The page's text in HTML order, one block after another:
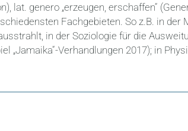
lat. genero „erzeugen, erschaffen“
Fachgebieten. So z.B. in der
in der Soziologie für die
Verhandlungen 2017); in